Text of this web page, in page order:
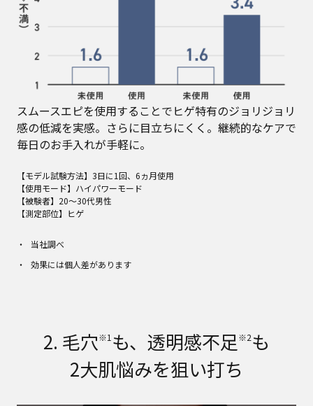
スムースエピを使用することでヒゲ特有のジョリジョリ
感の低減を実感。さらに目立ちにくく。継続的なケアで
毎日のお手入れが手軽に。
【モデル試験方法】3日に1回、6ヵ月使用
【使用モード】ハイパワーモード
【被験者】20～30代男性
【測定部位】ヒゲ
当社調べ
効果には個人差があります
2. 毛穴※1 も、透明感不足 ※2も
2大肌悩みを狙い打ち